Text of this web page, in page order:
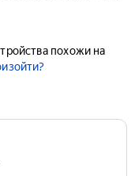
похожи на